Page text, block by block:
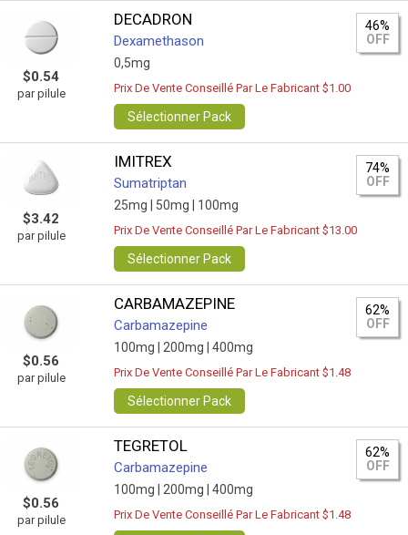
$0.54
par pilule
DECADRON
Dexamethason
0,5mg
46%
OFF
Prix De Vente Conseillé Par Le Fabricant $1.00
Sélectionner Pack
$3.42
par pilule
IMITREX
Sumatriptan
25mg | 50mg | 100mg
74%
OFF
Prix De Vente Conseillé Par Le Fabricant $13.00
Sélectionner Pack
$0.56
par pilule
CARBAMAZEPINE
Carbamazepine
100mg | 200mg | 400mg
62%
OFF
Prix De Vente Conseillé Par Le Fabricant $1.48
Sélectionner Pack
$0.56
par pilule
TEGRETOL
Carbamazepine
100mg | 200mg | 400mg
62%
OFF
Prix De Vente Conseillé Par Le Fabricant $1.48